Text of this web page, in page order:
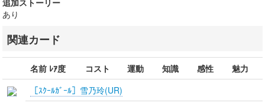
追加ストーリー
あり
関連カード
名前 ﾚｱ度 コスト 運動 知識 感性
魅力
［ｽｸｰﾙｶﾞｰﾙ］雪乃玲(UR)